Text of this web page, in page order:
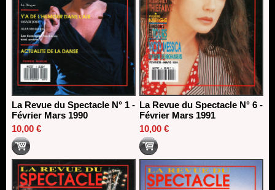
La Revue du Spectacle N° 1 -
Février Mars 1990
10,00 €
La Revue du Spectacle N° 6 -
Février Mars 1991
10,00 €